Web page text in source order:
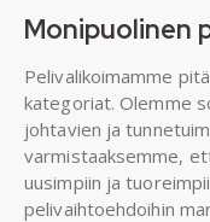
Monipuolinen
Pelivalikoimamme
kategoriat. Olemme
johtavien ja
varmistaaksemme,
uusimpiin ja
pelivaihtoehdoihin